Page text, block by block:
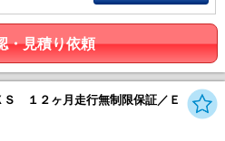
・見積り依頼
１２ヶ月走行無制限保証／Ｅ